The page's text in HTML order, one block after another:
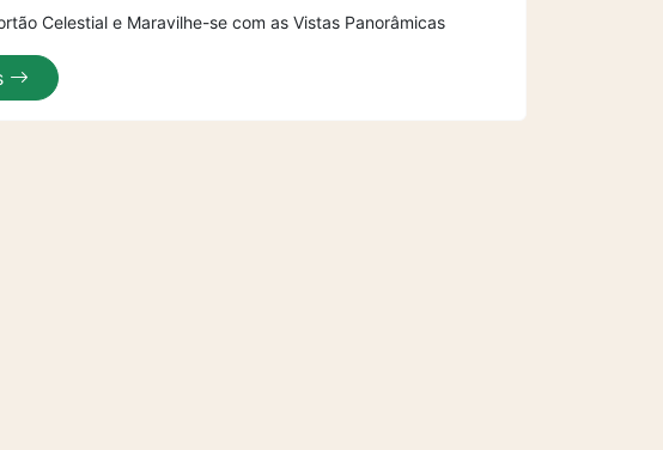
Celestial e Maravilhe-se com as Vistas Panorâmicas